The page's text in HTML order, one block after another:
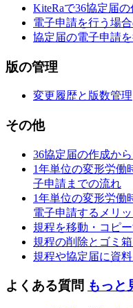
KiteRaで36協定届
電子申請を行う場
協定届の電子申請を
版の管理
変更履歴と版数管理
その他
36協定届の作成か
1年単位の変形労働
子申請までの流れ
1年単位の変形労働
電子申請するメリッ
規程を移動・コピ
規程の削除とゴミ
規程や協定届に資
よくある質問 もっと